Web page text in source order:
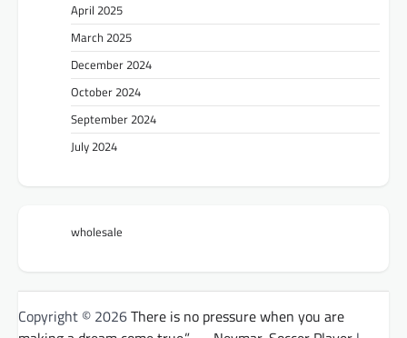
April 2025
March 2025
December 2024
October 2024
September 2024
July 2024
wholesale
Copyright © 2026There is no pressure when you are